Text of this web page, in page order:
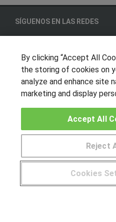
SÍGUENOS EN LAS REDES
OTROS GRUPOS DE INTERES
Muro de los idiomas
Locos por las becas
CENTROS DE FORMACIÓN
Publicar cursos
USUARIOS ¿Tienes
By clicking “Accept All
the storing of cookies on
analyze and enhance site
marketing and display
Cookies
Reject
Accept All